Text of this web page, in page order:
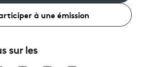
à une émission
sur les